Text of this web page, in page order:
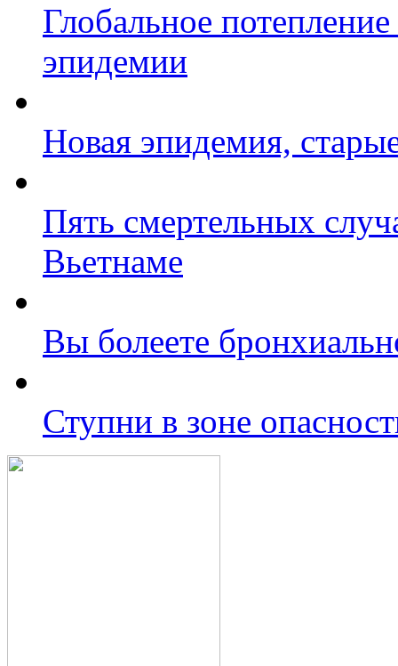
Глобальное
эпидемии
Новая эпидемия,
Пять смертельных
Вьетнаме
Вы болеете
Ступни в зоне